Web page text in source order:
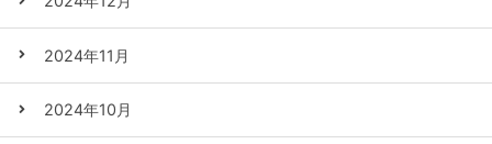
2024年11月
2024年10月